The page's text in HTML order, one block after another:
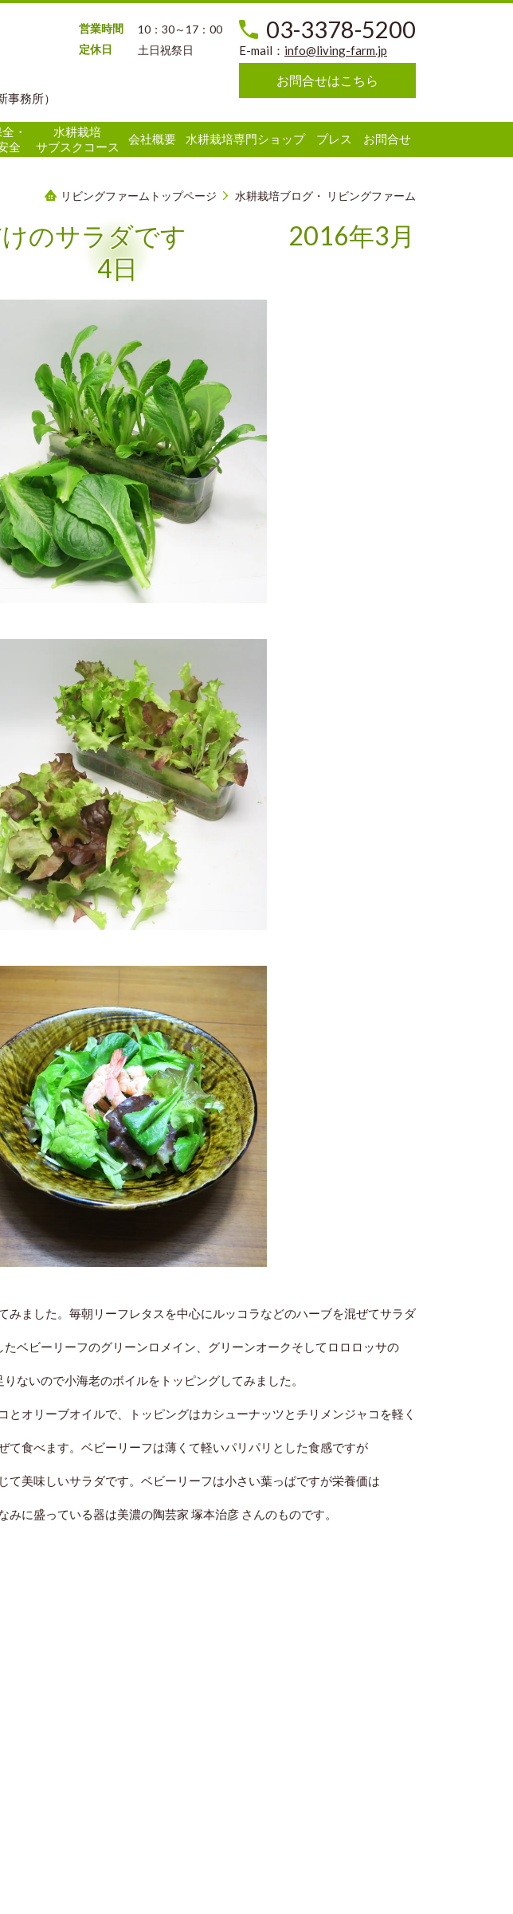
務所）
営業時間
10：30～17：00
定休日
土日祝祭日
03-3378-5200
E-mail： info@living-farm.jp
お問合せはこちら
・
全
水耕栽培
サブスクコース
会社概要 水耕栽培専門ショップ プレス お問合せ
リビングファームトップページ 水耕栽培ブログ・ リビングファーム
けのサラダです 2016年3月
4日
みました。毎朝リーフレタスを中心にルッコラなどのハーブを混ぜてサラダ
ベビーリーフのグリーンロメイン、グリーンオークそしてロロロッサの
ないので小海老のボイルをトッピングしてみました。
とオリーブオイルで、トッピングはカシューナッツとチリメンジャコを軽く
て食べます。ベビーリーフは薄くて軽いパリパリとした食感ですが
て美味しいサラダです。ベビーリーフは小さい葉っぱですが栄養価は
に盛っている器は美濃の陶芸家 塚本治彦 さんのものです。